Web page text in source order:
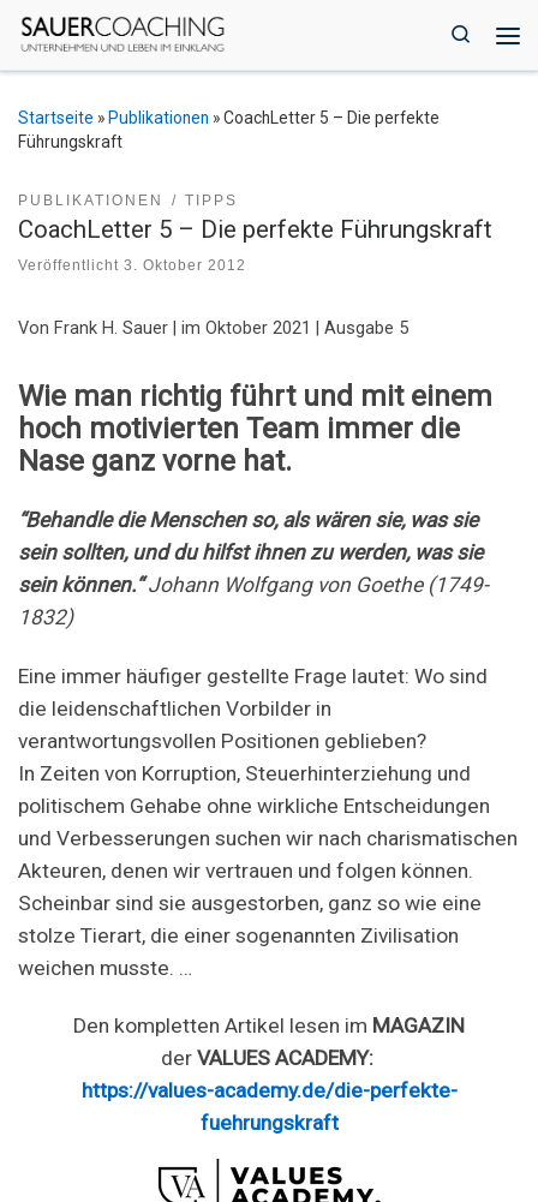
Zum Inhalt springen
Search
Startseite » Publikationen »CoachLetter 5 – Die perfekte
Führungskraft
PUBLIKATIONEN TIPPS
CoachLetter 5 – Die perfekte Führungskraft
Veröffentlicht 3. Oktober 2012
Von Frank H. Sauer | im Oktober 2021 | Ausgabe 5
Wie man richtig führt und mit einem
hoch motivierten Team immer die
Nase ganz vorne hat.
“Behandle die Menschen so, als wären sie, was sie
sein sollten, und du hilfst ihnen zu werden, was sie
sein können.“Johann Wolfgang von Goethe (1749-
1832)
Eine immer häufiger gestellte Frage lautet: Wo sind
die leidenschaftlichen Vorbilder in
verantwortungsvollen Positionen geblieben?
In Zeiten von Korruption, Steuerhinterziehung und
politischem Gehabe ohne wirkliche Entscheidungen
und Verbesserungen suchen wir nach charismatischen
Akteuren, denen wir vertrauen und folgen können.
Scheinbar sind sie ausgestorben, ganz so wie eine
stolze Tierart, die einer sogenannten Zivilisation
weichen musste. …
Den kompletten Artikel lesen im MAGAZIN
derVALUES ACADEMY:
https://values-academy.de/die-perfekte-
fuehrungskraft